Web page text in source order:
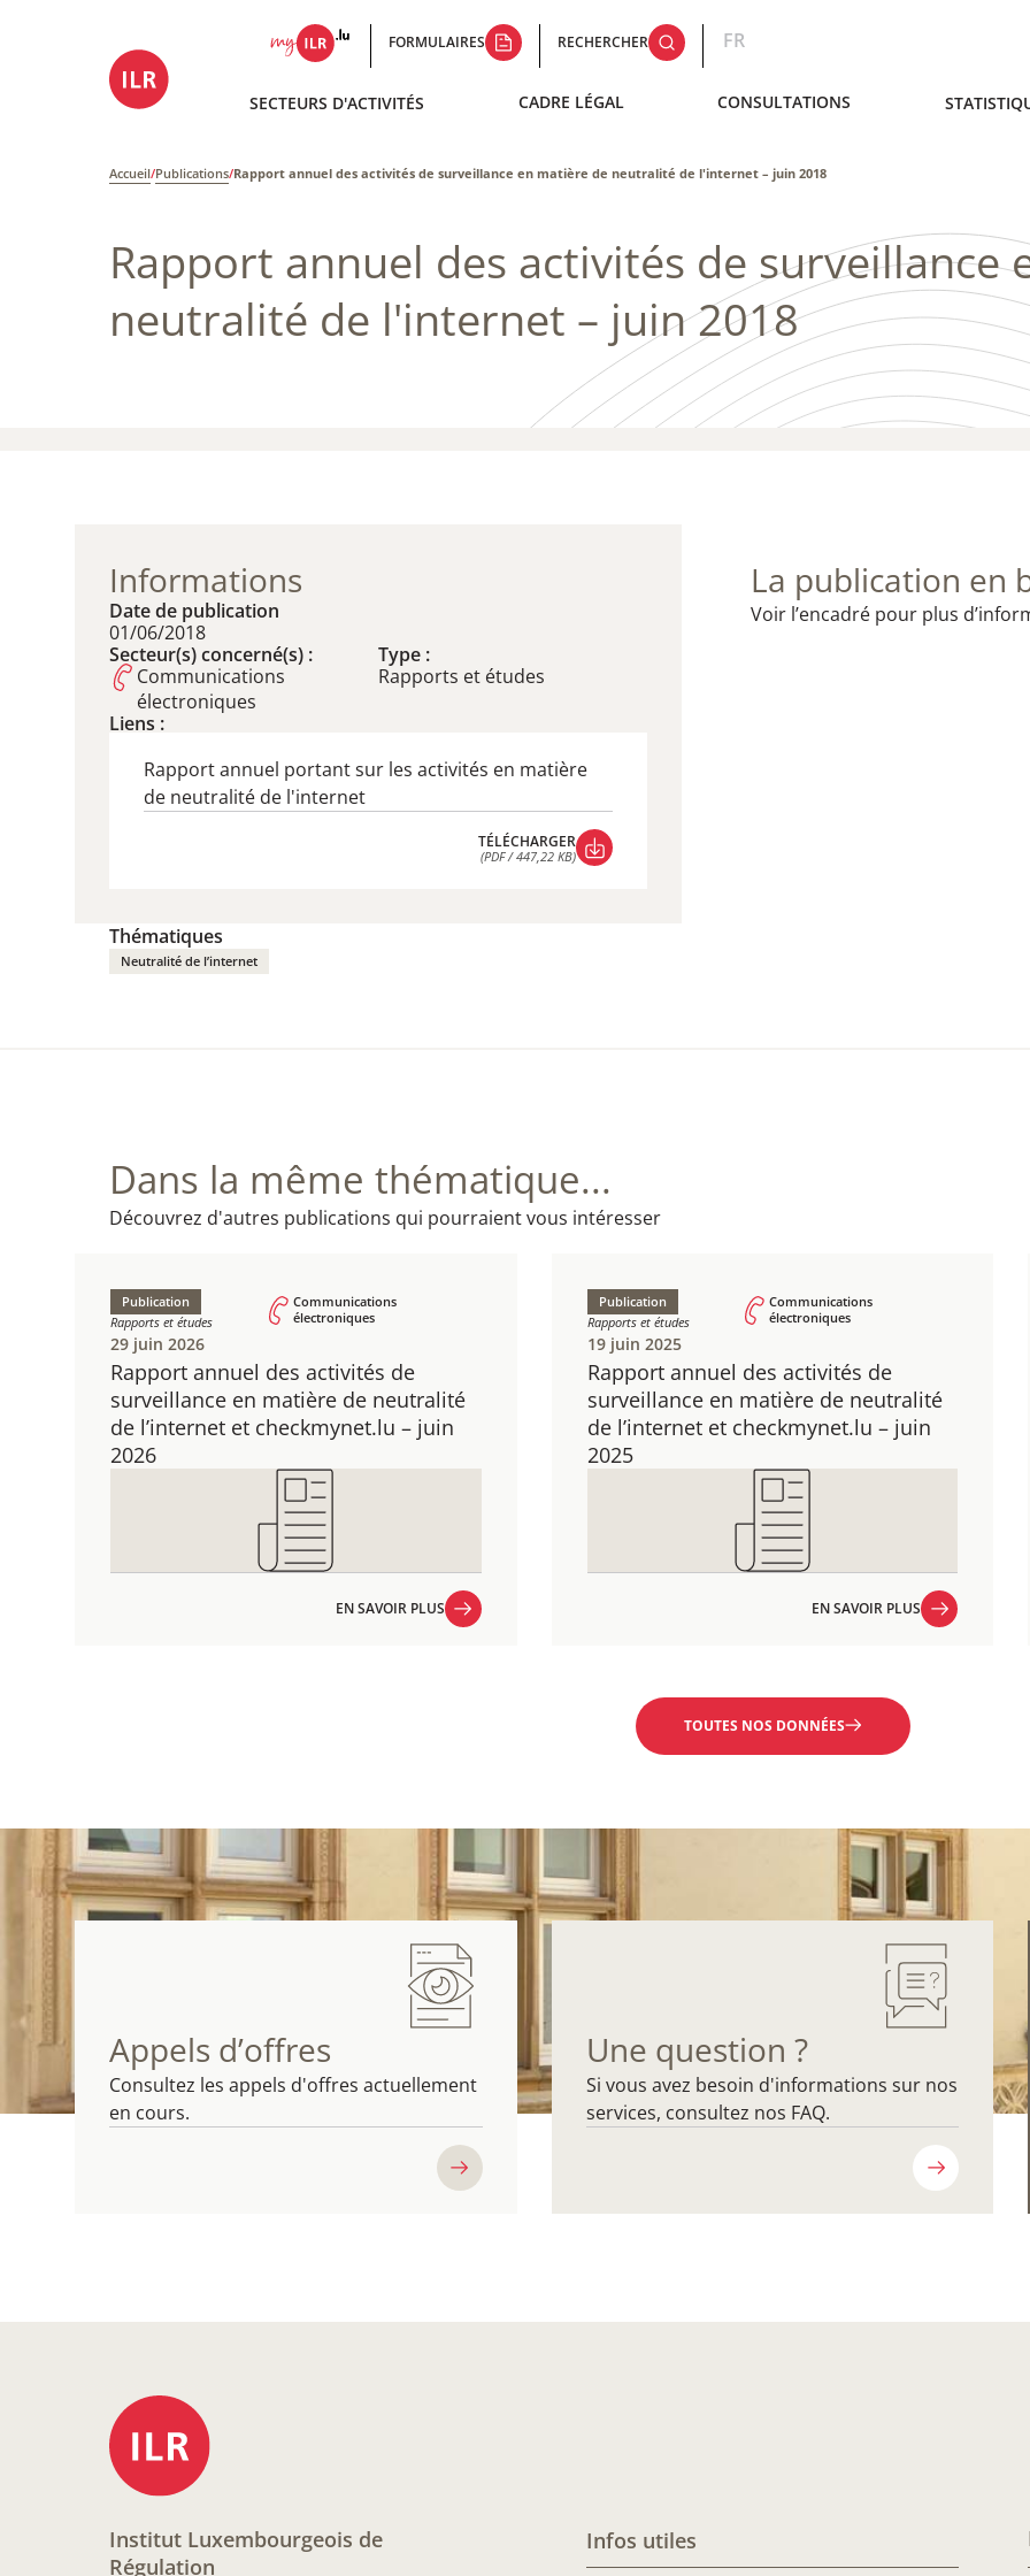
FORMULAIRES RECHERCHER FR
SECTEURS D'ACTIVITÉS CADRE LÉGAL CONSULTATIONS
Accueil/Publications/Rapport annuel des activités de surveillance en matière de neutralité de l'internet – juin 2018
Rapport annuel des activités de surveillance
neutralité de l'internet – juin 2018
Informations
Date de publication
01/06/2018
Secteur(s) concerné(s) :
Communications
électroniques
Type :
Rapports et études
Liens :
Rapport annuel portant sur les activités en matière
de neutralité de l'internet
TÉLÉCHARGER
(PDF / 447,22 KB)
Thématiques
Neutralité de l’internet
La publication en
Voir l’encadré pour plus
Dans la même thématique...
Découvrez d'autres publications qui pourraient vous intéresser
Rapport annuel des activités de
surveillance en matière de neutralité
de l’internet et checkmynet.lu – juin
2026
Publication
Rapports et études
Communications
électroniques
29 juin 2026
EN SAVOIR PLUS
Rapport annuel des activités de
surveillance en matière de neutralité
de l’internet et checkmynet.lu – juin
2025
Publication
Rapports et études
Communications
électroniques
19 juin 2025
EN SAVOIR PLUS
TOUTES NOS DONNÉES
Appels d’offres
Consultez les appels d'offres actuellement
en cours.
Une question ?
Si vous avez besoin d'informations sur nos
services, consultez nos FAQ.
Institut Luxembourgeois de
Régulation
Infos utiles